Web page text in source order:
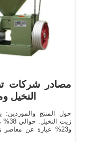
مصادر شركات
النخيل
زيت